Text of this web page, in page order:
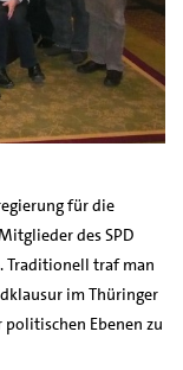
für die
des SPD
Traditionell traf man
im Thüringer
Ebenen zu